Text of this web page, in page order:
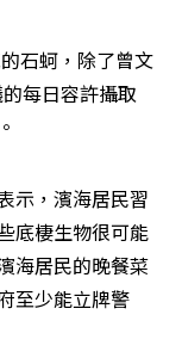
石蚵，除了曾文
每日容許攝取
示，濱海居民習
底棲生物很可能
海居民的晚餐菜
至少能立牌警